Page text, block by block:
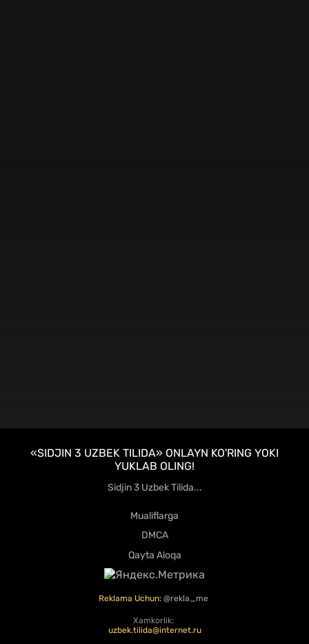
«SIDJIN 3 UZBEK TILIDA» ONLAYN KO'RING YOKI
YUKLAB OLING!
Sidjin 3 Uzbek Tilida...
Mualiflarga
DMCA
Qayta Aloqa
Reklama Uchun: @rekla_me
Xamkorlik:
uzbek.tilida@internet.ru